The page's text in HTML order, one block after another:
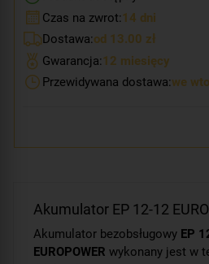
Czas na zwrot:14 dni
Dostawa:od 13.00 zł
Gwarancja:12 miesięcy
Przewidywana dostawa:we
Akumulator EP 12-12
Akumulator bezobsługowy EP
EUROPOWER wykonany jest w